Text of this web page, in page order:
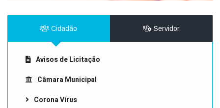
Cidadão Servidor
Avisos de Licitação
Câmara Municipal
Corona Vírus